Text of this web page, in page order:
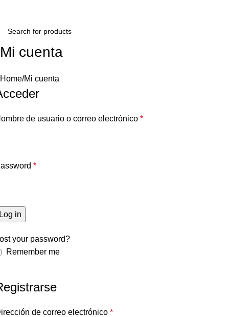
Mi cuenta
Home Mi cuenta
de usuario o correo electrónico *
*
in
your password?
Remember me
de correo electrónico *